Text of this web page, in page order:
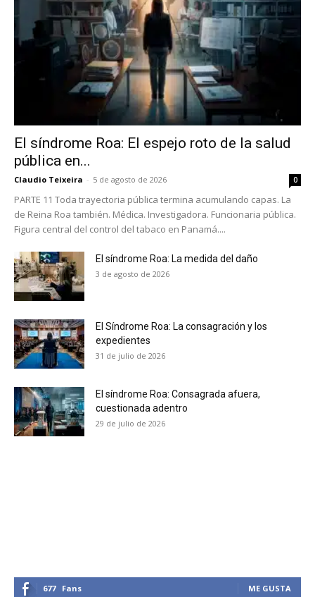
No te pierdas de las
últimas noticias
Suscríbete a nuestro boletín diario y
recibe todas las noticias del vapeo y la
reducción de daños en tu correo
electrónico.
El síndrome Roa: El espejo roto de la salud
pública en...
Claudio Teixeira - 5 de agosto de 2026 0
PARTE 11 Toda trayectoria pública termina acumulando capas. La
de Reina Roa también. Médica. Investigadora. Funcionaria pública.
Figura central del control del tabaco en Panamá....
El síndrome Roa: La medida del daño
3 de agosto de 2026
El Síndrome Roa: La consagración y los
expedientes
31 de julio de 2026
El síndrome Roa: Consagrada afuera,
cuestionada adentro
29 de julio de 2026
677 Fans ME GUSTA